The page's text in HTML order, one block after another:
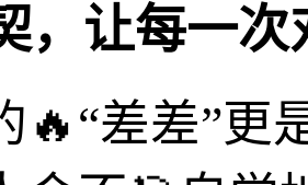
，让每一
🔥“差差”更